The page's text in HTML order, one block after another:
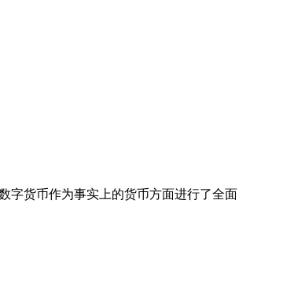
字货币作为事实上的货币方面进行了全面